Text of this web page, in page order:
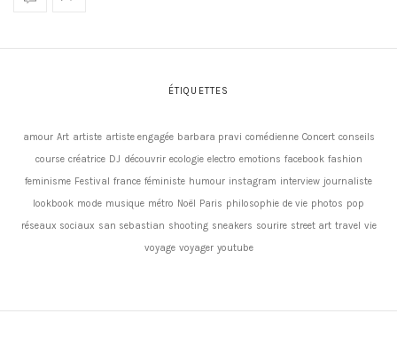
ÉTIQUETTES
amour Art artiste artiste engagée barbara pravi comédienne Concert conseils
course créatrice DJ découvrir ecologie electro emotions facebook fashion
feminisme Festival france féministe humour instagram interview journaliste
lookbook mode musique métro Noël Paris philosophie de vie photos pop
réseaux sociaux san sebastian shooting sneakers sourire street art travel vie
voyage voyager youtube